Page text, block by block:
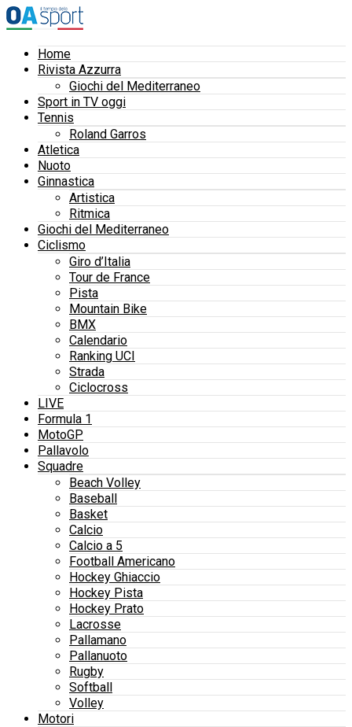
Home
Rivista Azzurra
Giochi del Mediterraneo
Sport in TV oggi
Tennis
Roland Garros
Atletica
Nuoto
Ginnastica
Artistica
Ritmica
Giochi del Mediterraneo
Ciclismo
Giro d’Italia
Tour de France
Pista
Mountain Bike
BMX
Calendario
Ranking UCI
Strada
Ciclocross
LIVE
Formula 1
MotoGP
Pallavolo
Squadre
Beach Volley
Baseball
Basket
Calcio
Calcio a 5
Football Americano
Hockey Ghiaccio
Hockey Pista
Hockey Prato
Lacrosse
Pallamano
Pallanuoto
Rugby
Softball
Volley
Motori